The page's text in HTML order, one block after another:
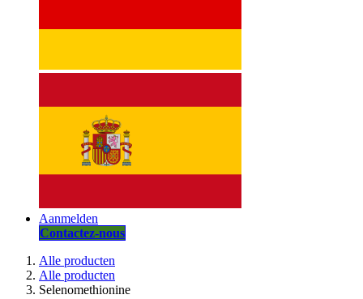
Aanmelden
Contactez-nous
Alle producten
Alle producten
Selenomethionine